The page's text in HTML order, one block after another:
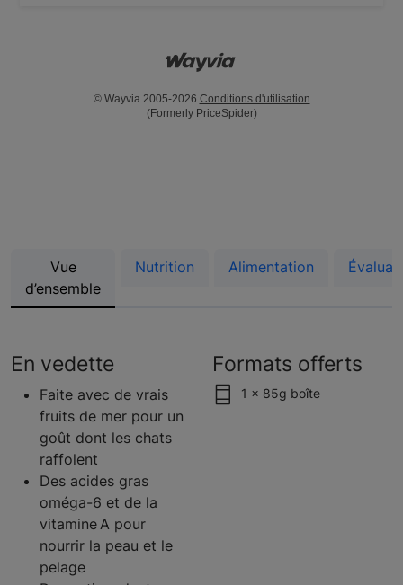
© Wayvia 2005-2026 Conditions d'utilisation
(Formerly PriceSpider)
Vue
d’ensemble
Nutrition Alimentation
En vedette
Faite avec de vrais
fruits de mer pour un
goût dont les chats
raffolent
Des acides gras
oméga-6 et de la
vitamine A pour
nourrir la peau et le
pelage
Formats offerts
1 x 85g boîte